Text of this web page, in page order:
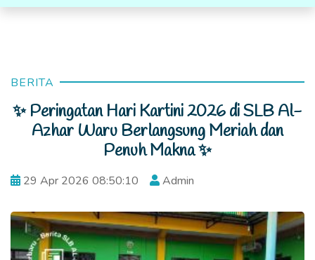
BERITA
✨ Peringatan Hari Kartini 2026 di SLB Al-
Azhar Waru Berlangsung Meriah dan
Penuh Makna ✨
29 Apr 2026 08:50:10 Admin